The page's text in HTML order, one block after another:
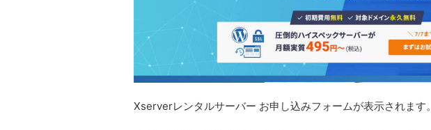
Xserverレンタルサーバー お申し込みフォームが表示されます。